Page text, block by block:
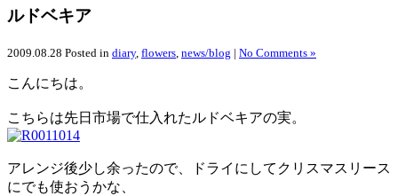
ルドベキア
2009.08.28 Posted in diary, flowers news/blog | No Comments »
こんにちは。
こちらは先日市場で仕入れたルドベキアの実。
アレンジ後少し余ったので、ドライにしてクリスマスリース
にでも使おうかな、